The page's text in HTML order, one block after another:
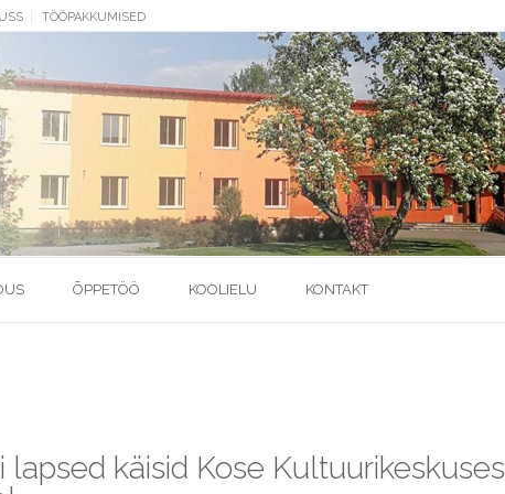
TÖÖPAKKUMISED
ÕPPETÖÖ KOOLIELU KONTAKT
lapsed käisid Kose Kultuurikeskuses